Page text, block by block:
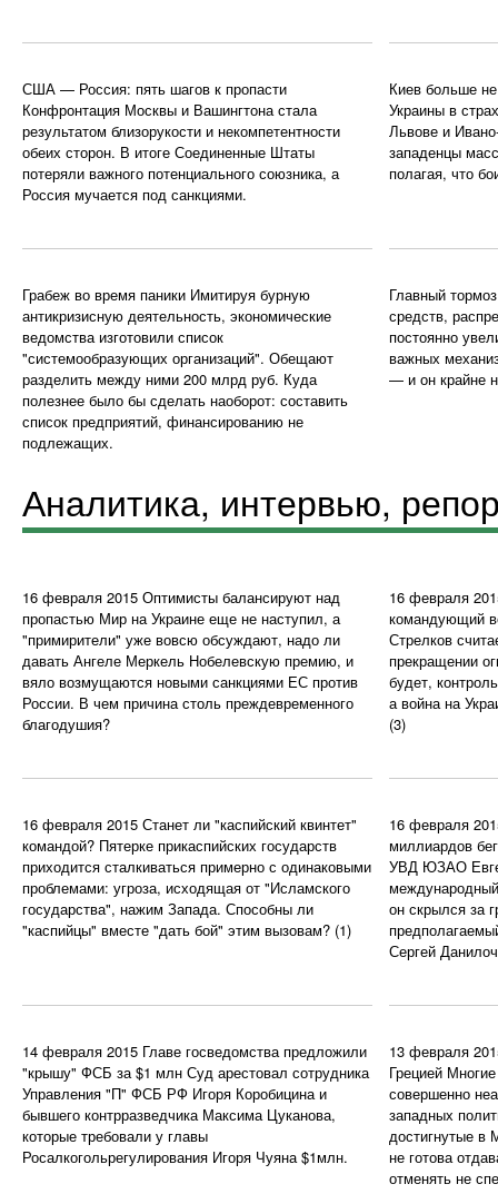
США — Россия: пять шагов к пропасти
Конфронтация Москвы и Вашингтона стала
результатом близорукости и некомпетентности
обеих сторон. В итоге Соединенные Штаты
потеряли важного потенциального союзника, а
Россия мучается под санкциями.
Киев больше
Украины в
Львове и
западенцы
полагая, что
Грабеж во время паники Имитируя бурную
антикризисную деятельность, экономические
ведомства изготовили список
"системообразующих организаций". Обещают
разделить между ними 200 млрд руб. Куда
полезнее было бы сделать наоборот: составить
список предприятий, финансированию не
подлежащих.
Главный
средств,
постоянно
важных
— и он крайне
Аналитика, интервью,
16 февраля 2015 Оптимисты балансируют над
пропастью Мир на Украине еще не наступил, а
"примирители" уже вовсю обсуждают, надо ли
давать Ангеле Меркель Нобелевскую премию, и
вяло возмущаются новыми санкциями ЕС против
России. В чем причина столь преждевременного
благодушия?
16 февраля
командующий
Стрелков
прекращении
будет,
а война на
(3)
16 февраля 2015 Станет ли "каспийский квинтет"
командой? Пятерке прикаспийских государств
приходится сталкиваться примерно с одинаковыми
проблемами: угроза, исходящая от "Исламского
государства", нажим Запада. Способны ли
"каспийцы" вместе "дать бой" этим вызовам? (1)
16 февраля
миллиардов
УВД ЮЗАО
он скрылся за
Сергей
14 февраля 2015 Главе госведомства предложили
"крышу" ФСБ за $1 млн Суд арестовал сотрудника
Управления "П" ФСБ РФ Игоря Коробицина и
бывшего контрразведчика Максима Цуканова,
которые требовали у главы
Росалкогольрегулирования Игоря Чуяна $1млн.
13 февраля
Грецией
совершенно
западных
достигнутые в
не готова
отменять не